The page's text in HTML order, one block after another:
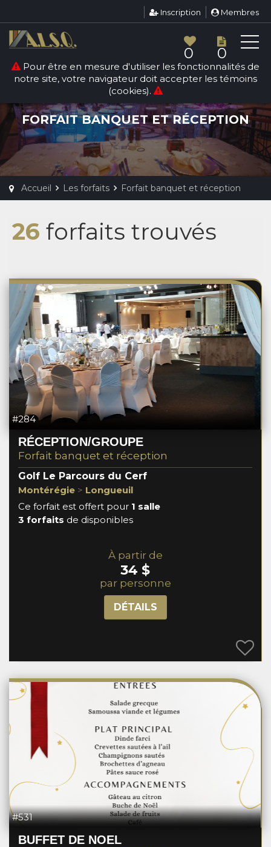
Inscription Membres
0 0
Pour être en mesure d'utiliser les fonctionnalités de
notre site, votre navigateur doit accepter les témoins
(cookies).
FORFAIT BANQUET ET RÉCEPTION
Nouveau
Accueil Les forfaits Forfait banquet et réception
26 forfaits trouvés
#284
RÉCEPTION/GROUPE
Forfait banquet et réception
Golf Le Parcours du Cerf
Montérégie > Longueuil
Ce forfait est offert pour 1 salle
3 forfaits de disponibles
À partir de
34 $
par personne
DÉTAILS
#531
BUFFET DE NOEL